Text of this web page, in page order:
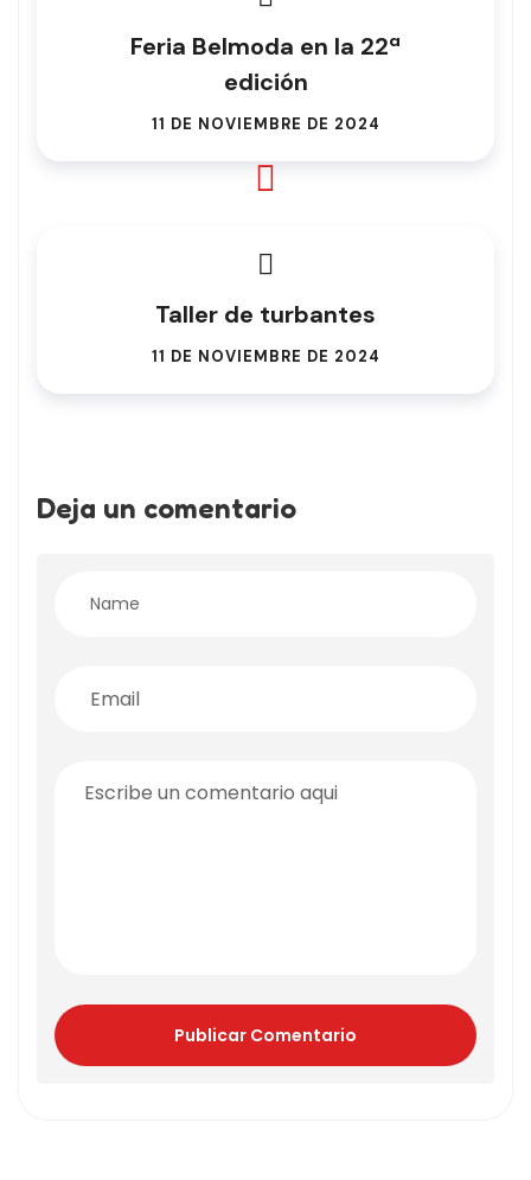
Feria Belmoda en la 22ª
edición
11 DE NOVIEMBRE DE 2024
Taller de turbantes
11 DE NOVIEMBRE DE 2024
Deja un comentario
Publicar Comentario